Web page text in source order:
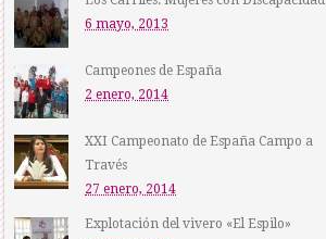
6 mayo, 2013
Campeones de España
2 enero, 2014
XXI Campeonato de España Campo a
Través
27 enero, 2014
Explotación del vivero «El Espilo»